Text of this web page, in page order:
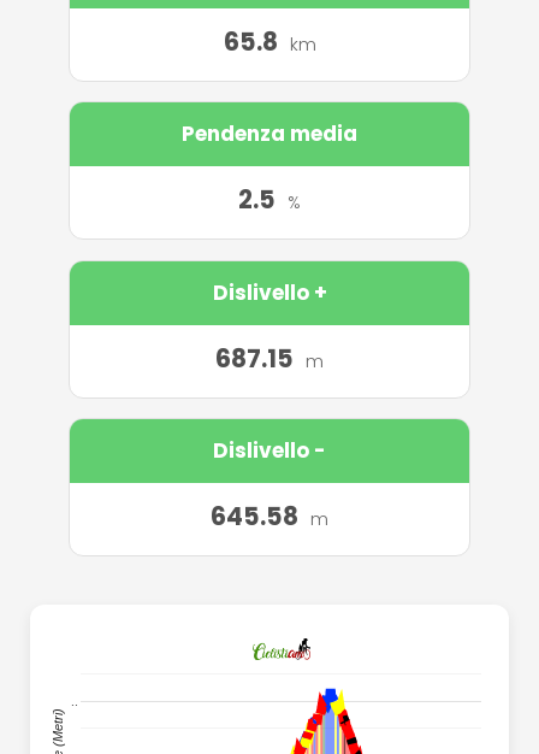
65.8 km
Pendenza media
2.5 %
Dislivello +
687.15 m
Dislivello -
645.58 m